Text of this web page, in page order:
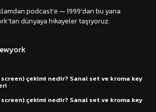
podcast’e — 1999’dan bu yana
dünyaya hikayeler taşıyoruz.
çekimi nedir? Sanal set ve kroma key
çekimi nedir? Sanal set ve kroma key